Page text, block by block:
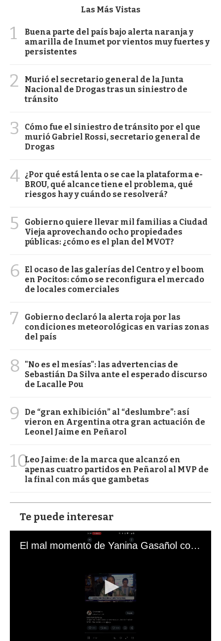
Las Más Vistas
1
Buena parte del país bajo alerta naranja y
amarilla de Inumet por vientos muy fuertes y
persistentes
2
Murió el secretario general de la Junta
Nacional de Drogas tras un siniestro de
tránsito
3
Cómo fue el siniestro de tránsito por el que
murió Gabriel Rossi, secretario general de
Drogas
4 ¿Por qué está lenta o se cae la plataforma e-
BROU, qué alcance tiene el problema, qué
riesgos hay y cuándo se resolverá?
5
Gobierno quiere llevar mil familias a Ciudad
Vieja aprovechando ocho propiedades
públicas: ¿cómo es el plan del MVOT?
6
El ocaso de las galerías del Centro y el boom
en Pocitos: cómo se reconfigura el mercado
de locales comerciales
7
Gobierno declaró la alerta roja por las
condiciones meteorológicas en varias zonas
del país
8
"No es el mesías": las advertencias de
Sebastián Da Silva ante el esperado discurso
de Lacalle Pou
9
De “gran exhibición” al “deslumbre”: así
vieron en Argentina otra gran actuación de
Leonel Jaime en Peñarol
10Leo Jaime: de la marca que alcanzó en
apenas cuatro partidos en Peñarol al MVP de
la final con más que gambetas
Te puede interesar
El mal momento de Yanina Gasañol con un hincha argentino en "Subrayado"